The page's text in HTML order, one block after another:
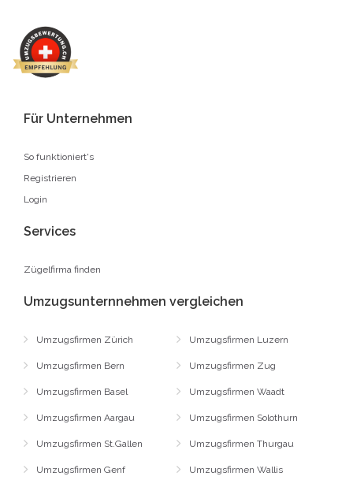
Für Unternehmen
So funktioniert's
Registrieren
Login
Services
Zügelfirma finden
Umzugsunternnehmen vergleichen
Umzugsfirmen Zürich
Umzugsfirmen Bern
Umzugsfirmen Basel
Umzugsfirmen Aargau
Umzugsfirmen St.Gallen
Umzugsfirmen Genf
Umzugsfirmen Luzern
Umzugsfirmen Zug
Umzugsfirmen Waadt
Umzugsfirmen Solothurn
Umzugsfirmen Thurgau
Umzugsfirmen Wallis